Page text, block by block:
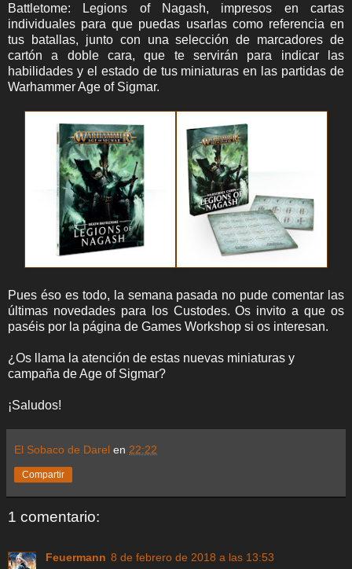
Battletome: Legions of Nagash, impresos en cartas
individuales para que puedas usarlas como referencia en
tus batallas, junto con una selección de marcadores de
cartón a doble cara, que te servirán para indicar las
habilidades y el estado de tus miniaturas en las partidas de
Warhammer Age of Sigmar.
Pues éso es todo, la semana pasada no pude comentar las
últimas novedades para los Custodes. Os invito a que os
paséis por la página de Games Workshop si os interesan.
¿Os llama la atención de estas nuevas miniaturas y
campaña de Age of Sigmar?
¡Saludos!
El Sobaco de Darel en 22:22
Compartir
1 comentario:
Feuermann 8 de febrero de 2018 a las 13:53